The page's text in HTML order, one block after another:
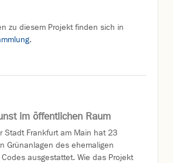
zu diesem Projekt finden sich in
.
im öffentlichen Raum
Stadt Frankfurt am Main hat 23
Grünanlagen des ehemaligen
ausgestattet. Wie das Projekt